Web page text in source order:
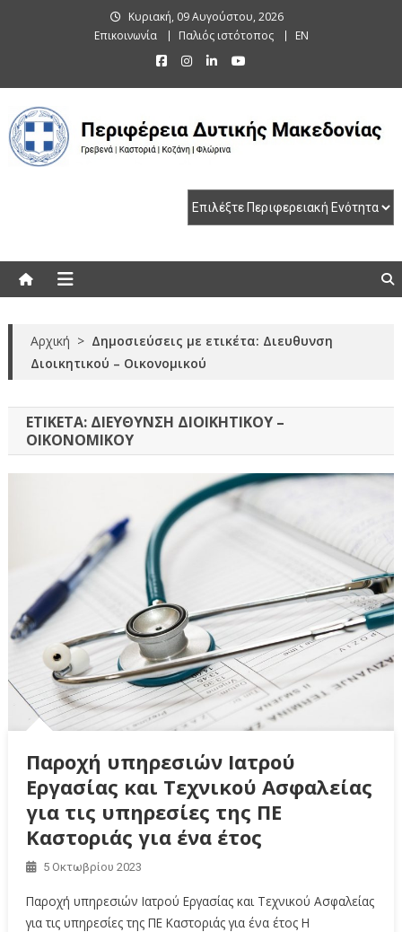
Κυριακή, 09 Αυγούστου, 2026
Επικοινωνία
Παλιός ιστότοπος EN
Αρχική > Δημοσιεύσεις με ετικέτα: Διευθυνση
Διοικητικού – Οικονομικού
ΕΤΙΚΈΤΑ: ΔΙΕΥΘΥΝΣΗ ΔΙΟΙΚΗΤΙΚΟΎ –
ΟΙΚΟΝΟΜΙΚΟΎ
Παροχή υπηρεσιών Ιατρού
Εργασίας και Τεχνικού Ασφαλείας
για τις υπηρεσίες της ΠΕ
Καστοριάς για ένα έτος
5 Οκτωβρίου 2023
Παροχή υπηρεσιών Ιατρού Εργασίας και Τεχνικού Ασφαλείας
για τις υπηρεσίες της ΠΕ Καστοριάς για ένα έτος Η